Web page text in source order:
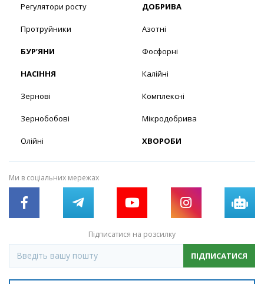
Регулятори росту
Протруйники
БУР’ЯНИ
НАСІННЯ
Зернові
Зернобобові
Олійні
ДОБРИВА
Азотні
Фосфорні
Калійні
Комплексні
Мікродобрива
ХВОРОБИ
Ми в соціальних мережах
Підписатися на розсилку
ПІДПИСАТИСЯ